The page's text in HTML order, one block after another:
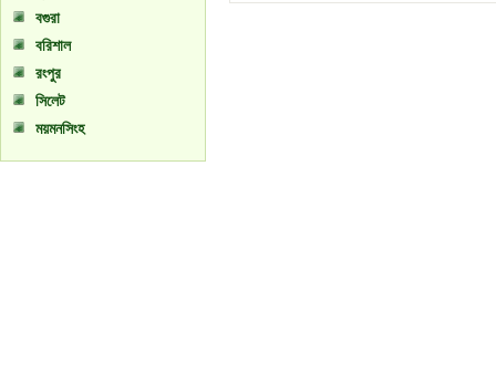
বগুরা
বরিশাল
রংপুর
সিলেট
ময়মনসিংহ